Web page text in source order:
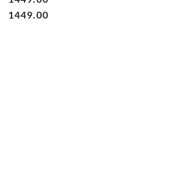
Cena:
Cena:
1449.00